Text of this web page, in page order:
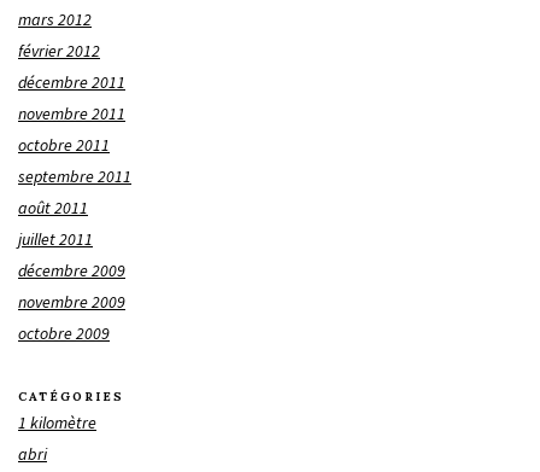
mars 2012
février 2012
décembre 2011
novembre 2011
octobre 2011
septembre 2011
août 2011
juillet 2011
décembre 2009
novembre 2009
octobre 2009
CATÉGORIES
1 kilomètre
abri